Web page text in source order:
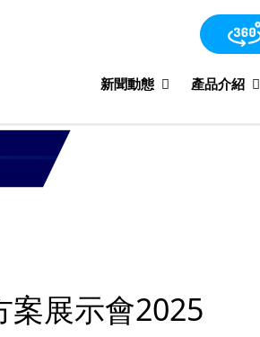
新聞動態 產品介紹
案展示會2025